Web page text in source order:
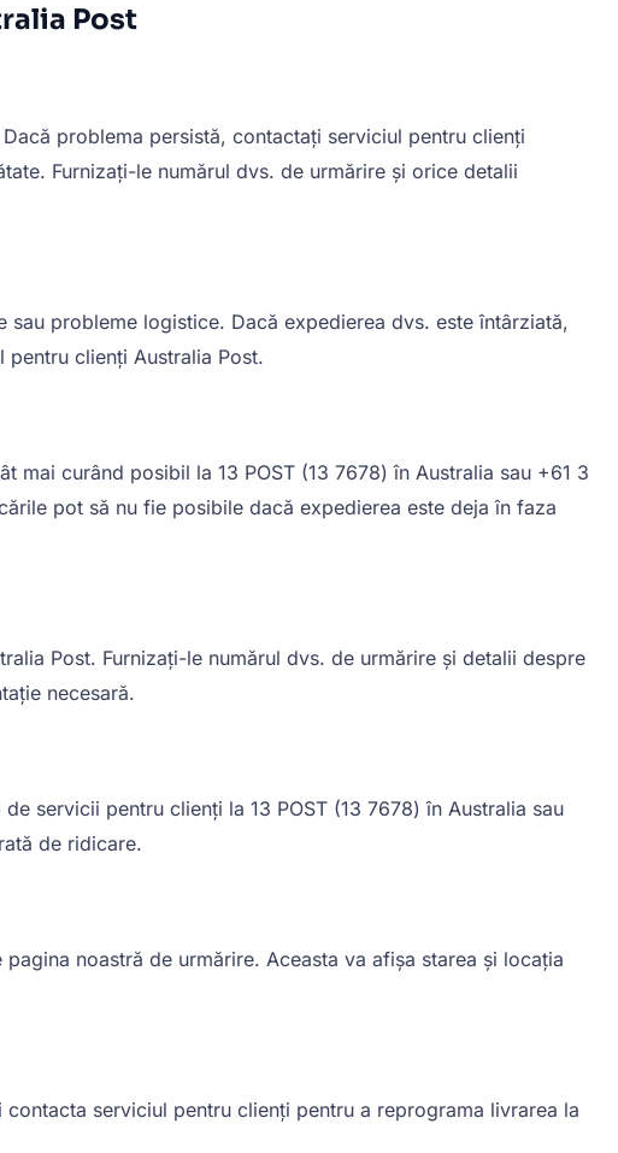
Post
problema persistă, contactați serviciul pentru clienți
Furnizați-le numărul dvs. de urmărire și orice detalii
probleme logistice. Dacă expedierea dvs. este întârziată,
clienți Australia Post.
curând posibil la 13 POST (13 7678) în Australia sau +61 3
pot să nu fie posibile dacă expedierea este deja în faza
Post. Furnizați-le numărul dvs. de urmărire și detalii despre
necesară.
servicii pentru clienți la 13 POST (13 7678) în Australia sau
de ridicare.
noastră de urmărire. Aceasta va afișa starea și locația
serviciul pentru clienți pentru a reprograma livrarea la